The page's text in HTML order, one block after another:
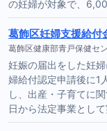
の妊婦が対象で、
葛飾区妊婦支援給付
葛飾区健康部青戸保健セ
妊娠の届出をした妊
婦給付認定申請後に1
し、出産・子育てに
日から法定事業として